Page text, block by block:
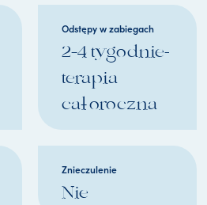
Odstępy w zabiegach
2–4 tygodnie-
terapia
całoroczna
Znieczulenie
Nie